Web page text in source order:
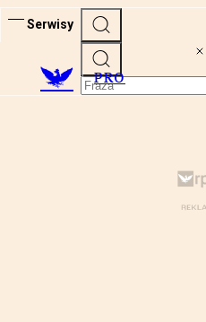
Serwisy
PRO